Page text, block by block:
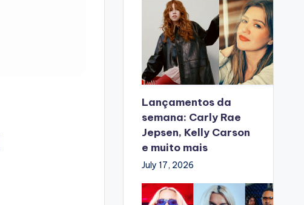
Lançamentos da
semana: Carly Rae
Jepsen, Kelly Carson
e muito mais
July 17, 2026